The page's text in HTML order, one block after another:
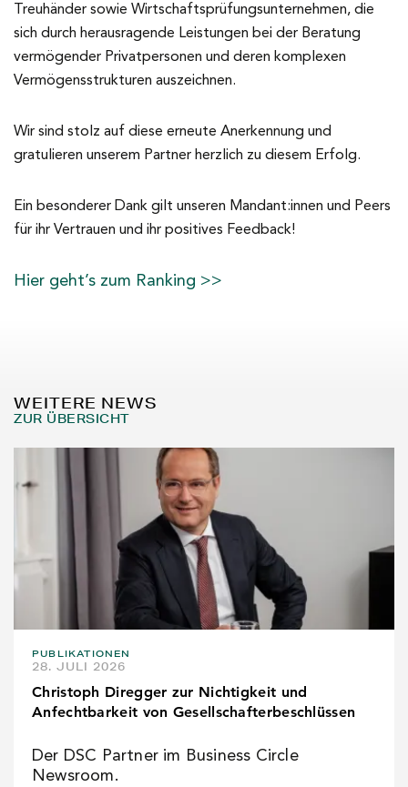
Treuhänder sowie Wirtschaftsprüfungsunternehmen, die
sich durch herausragende Leistungen bei der Beratung
vermögender Privatpersonen und deren komplexen
Vermögensstrukturen auszeichnen.
Wir sind stolz auf diese erneute Anerkennung und
gratulieren unserem Partner herzlich zu diesem Erfolg.
Ein besonderer Dank gilt unseren Mandant:innen und Peers
für ihr Vertrauen und ihr positives Feedback!
Hier geht’s zum Ranking >>
WEITERE NEWS
ZUR ÜBERSICHT
PUBLIKATIONEN
28. JULI 2026
Christoph Diregger zur Nichtigkeit und
Anfechtbarkeit von Gesellschafterbeschlüssen
Der DSC Partner im Business Circle
Newsroom.